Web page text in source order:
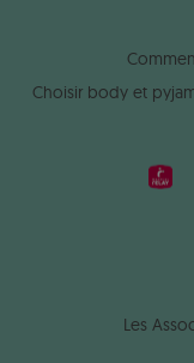
Choisir body et
Les